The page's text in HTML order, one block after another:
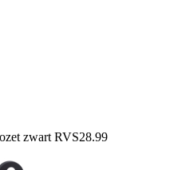
zwart RVS28.99